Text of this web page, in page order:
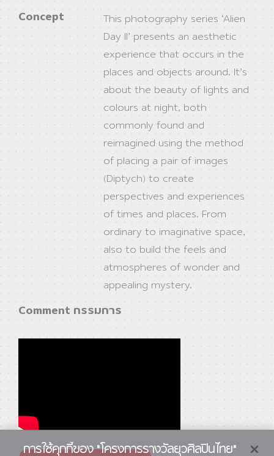
Concept
This photography series ‘Alien
Day ll’ presents an aesthetic
experience that occurs in the
places and objects around. It’s
about the beauty of lights and
colours at night, both
commonly found and
reimagined using the method
of placing a pair of images
(Diptych) to create
perspectives and experiences
of times and places. From
ordinary to imaginative space,
also to build the feels and
atmospheres of wonder and
appealing mystery.
Comment กรรมการ
การใช้คุกกี้ของ "โครงการรางวัลยุวศิลปินไทย"